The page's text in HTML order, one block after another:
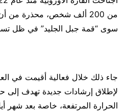
من 200 ألف شخص، محذرة
سوى “قمة جبل الجليد” في ظل
جاء ذلك خلال فعالية أقيمت في
لإطلاق إرشادات جديدة تهدف إلى
الحرارة المرتفعة، خاصة بعد شهر